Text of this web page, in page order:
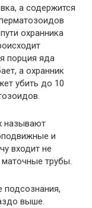
а содержится
охранника
порция яда
а охранник
убить до 10
называют
и
входит не
трубы.
подсознания,
выше.